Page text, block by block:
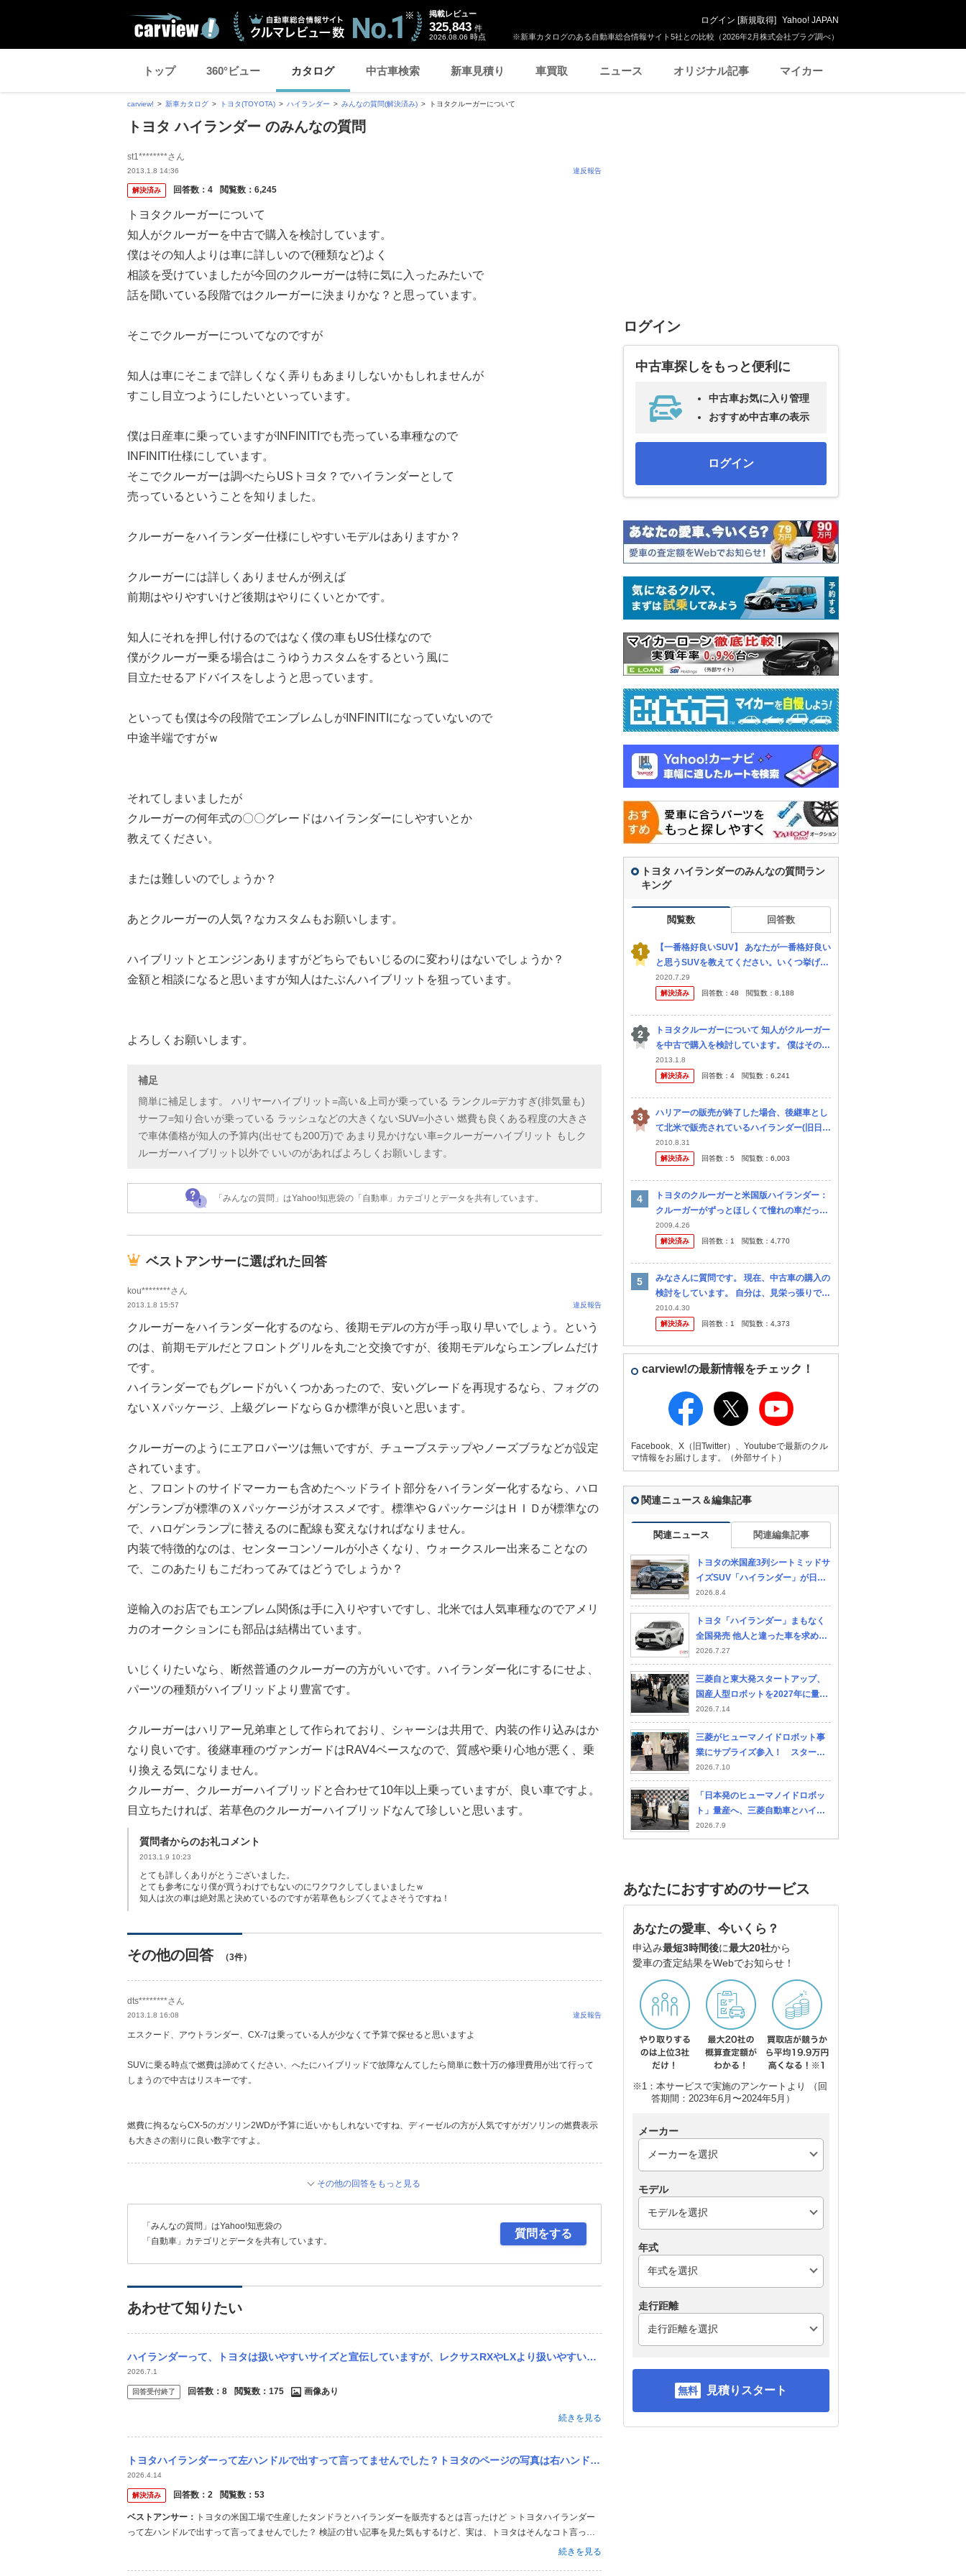
※新車カタログのある自動車総合情報サイト5社との比較（2026年2月株式会社プラグ調べ）
掲載レビュー
325,843 件
2026.08.06 時点
ログイン [新規取得] Yahoo! JAPAN
トップ 360°ビュー カタログ 中古車検索 新車見積り 車買取 ニュース オリジナル記事 マイカー
carview! 新車カタログ トヨタ(TOYOTA) ハイランダー みんなの質問(解決済み) トヨタクルーガーについて
トヨタ ハイランダー のみんなの質問
st1********さん
2013.1.8 14:36 違反報告
解決済み 回答数： 4 閲覧数： 6,245
トヨタクルーガーについて
知人がクルーガーを中古で購入を検討しています。
僕はその知人よりは車に詳しいので(種類など)よく
相談を受けていましたが今回のクルーガーは特に気に入ったみたいで
話を聞いている段階ではクルーガーに決まりかな？と思っています。
そこでクルーガーについてなのですが
知人は車にそこまで詳しくなく弄りもあまりしないかもしれませんが
すこし目立つようにしたいといっています。
僕は日産車に乗っていますがINFINITIでも売っている車種なので
INFINITI仕様にしています。
そこでクルーガーは調べたらUSトヨタ？でハイランダーとして
売っているということを知りました。
クルーガーをハイランダー仕様にしやすいモデルはありますか？
クルーガーには詳しくありませんが例えば
前期はやりやすいけど後期はやりにくいとかです。
知人にそれを押し付けるのではなく僕の車もUS仕様なので
僕がクルーガー乗る場合はこうゆうカスタムをするという風に
目立たせるアドバイスをしようと思っています。
といっても僕は今の段階でエンブレムしがINFINITIになっていないので
中途半端ですがｗ
それてしまいましたが
クルーガーの何年式の〇〇グレードはハイランダーにしやすいとか
教えてください。
または難しいのでしょうか？
あとクルーガーの人気？なカスタムもお願いします。
ハイブリットとエンジンありますがどちらでもいじるのに変わりはないでしょうか？
金額と相談になると思いますが知人はたぶんハイブリットを狙っています。
よろしくお願いします。
補足
簡単に補足します。 ハリヤーハイブリット=高い＆上司が乗っている ランクル=デカすぎ(排気量も)
サーフ=知り合いが乗っている ラッシュなどの大きくないSUV=小さい 燃費も良くある程度の大きさ
で車体価格が知人の予算内(出せても200万)で あまり見かけない車=クルーガーハイブリット もしク
ルーガーハイブリット以外で いいのがあればよろしくお願いします。
「みんなの質問」はYahoo!知恵袋の「自動車」カテゴリとデータを共有しています。
ベストアンサーに選ばれた回答
kou********さん
2013.1.8 15:57 違反報告
クルーガーをハイランダー化するのなら、後期モデルの方が手っ取り早いでしょう。という
のは、前期モデルだとフロントグリルを丸ごと交換ですが、後期モデルならエンブレムだけ
です。
ハイランダーでもグレードがいくつかあったので、安いグレードを再現するなら、フォグの
ないＸパッケージ、上級グレードならＧか標準が良いと思います。
クルーガーのようにエアロパーツは無いですが、チューブステップやノーズブラなどが設定
されています。
と、フロントのサイドマーカーも含めたヘッドライト部分をハイランダー化するなら、ハロ
ゲンランプが標準のＸパッケージがオススメです。標準やＧパッケージはＨＩＤが標準なの
で、ハロゲンランプに替えるのに配線も変えなければなりません。
内装で特徴的なのは、センターコンソールが小さくなり、ウォークスルー出来ることなの
で、このあたりもこだわってみてはどうでしょうか？
逆輸入のお店でもエンブレム関係は手に入りやすいですし、北米では人気車種なのでアメリ
カのオークションにも部品は結構出ています。
いじくりたいなら、断然普通のクルーガーの方がいいです。ハイランダー化にするにせよ、
パーツの種類がハイブリッドより豊富です。
クルーガーはハリアー兄弟車として作られており、シャーシは共用で、内装の作り込みはか
なり良いです。後継車種のヴァンガードはRAV4ベースなので、質感や乗り心地が悪く、乗
り換える気になりません。
クルーガー、クルーガーハイブリッドと合わせて10年以上乗っていますが、良い車ですよ。
目立ちたければ、若草色のクルーガーハイブリッドなんて珍しいと思います。
質問者からのお礼コメント
2013.1.9 10:23
とても詳しくありがとうございました。
とても参考になり僕が買うわけでもないのにワクワクしてしまいましたｗ
知人は次の車は絶対黒と決めているのですが若草色もシブくてよさそうですね！
その他の回答 （3件）
dts********さん
2013.1.8 16:08 違反報告
エスクード、アウトランダー、CX-7は乗っている人が少なくて予算で探せると思いますよ
SUVに乗る時点で燃費は諦めてください、へたにハイブリッドで故障なんてしたら簡単に数十万の修理費用が出て行って
しまうので中古はリスキーです。
燃費に拘るならCX-5のガソリン2WDが予算に近いかもしれないですね、ディーゼルの方が人気ですがガソリンの燃費表示
も大きさの割りに良い数字ですよ。
その他の回答をもっと見る
「みんなの質問」はYahoo!知恵袋の
「自動車」カテゴリとデータを共有しています。
質問をする
あわせて知りたい
ハイランダーって、トヨタは扱いやすいサイズと宣伝していますが、レクサスRXやLXより扱いやすいのでしょうか？
2026.7.1
回答受付終了 回答数： 8 閲覧数： 175 画像あり
続きを見る
トヨタハイランダーって左ハンドルで出すって言ってませんでした？トヨタのページの写真は右ハンドルでした。
2026.4.14
解決済み 回答数： 2 閲覧数： 53
ベストアンサー： トヨタの米国工場で生産したタンドラとハイランダーを販売するとは言ったけど ＞トヨタハイランダー
って左ハンドルで出すって言ってませんでした？ 検証の甘い記事を見た気もするけど、実は、トヨタはそんなコト言って
なかったりする。 米国仕様の左ハンドルで輸入／販売するのはタンドラ。 ハイランダーは米国生産だけど「ニュージーラ
続きを見る
ログイン
中古車探しをもっと便利に
中古車お気に入り管理
おすすめ中古車の表示
ログイン
トヨタ ハイランダーのみんなの質問ラン
キング
閲覧数 回答数
【一番格好良いSUV】 あなたが一番格好良い
と思うSUVを教えてください。いくつ挙げて
頂いても構いません。 軽～コンパクト～ラー
ジサイズ、クロスオーバー、SUVクーペ、ハ
2020.7.29
解決済み
回答数： 48 閲覧数： 8,188
トヨタクルーガーについて 知人がクルーガー
を中古で購入を検討しています。 僕はその知
人よりは車に詳しいので(種類など)よく 相談
を受けていましたが今回のクルーガーは特に
2013.1.8
解決済み
回答数： 4 閲覧数： 6,241
ハリアーの販売が終了した場合、後継車とし
て北米で販売されているハイランダー(旧日本
名:クルーガー)を「ハイランダー」として新
型投入するのが良いと思いますが、皆さんは
2010.8.31
解決済み
回答数： 5 閲覧数： 6,003
トヨタのクルーガーと米国版ハイランダー：
クルーガーがずっとほしくて憧れの車だった
のですが、自分が学生を卒業し社会人になっ
た時には既に絶版に・・・ 中古も考えました
2009.4.26
解決済み
回答数： 1 閲覧数： 4,770
みなさんに質問です。 現在、中古車の購入の
検討をしています。 自分は、見栄っ張りであ
り、見た目を変に重視しています。 批判の声
もあると思いますが、できる限り優しく答え
2010.4.30
解決済み
回答数： 1 閲覧数： 4,373
carview!の最新情報をチェック！
Facebook、X（旧Twitter）、Youtubeで最新のクル
マ情報をお届けします。（外部サイト）
関連ニュース＆編集記事
関連ニュース 関連編集記事
トヨタの米国産3列シートミッドサ
イズSUV「ハイランダー」が日本
全国展開で発売
2026.8.4
トヨタ「ハイランダー」まもなく
全国発売 他人と違った車を求め
る“ニッチ層”に人気か 販売店での
現状は？
2026.7.27
三菱自と東大発スタートアップ、
国産人型ロボットを2027年に量産
開始へ。三菱自京都工場で月産10
00台を目指す
2026.7.14
三菱がヒューマノイドロボット事
業にサプライズ参入！ スタート
アップ『ハイランダーズ』と基本
合意 来年後半から月1000台量産
へ
2026.7.10
「日本発のヒューマノイドロボッ
ト」量産へ、三菱自動車とハイラ
ンダーズが協業 2027年中に1000
台生産見込む
2026.7.9
あなたにおすすめのサービス
あなたの愛車、今いくら？
申込み最短3時間後に最大20社から
愛車の査定結果をWebでお知らせ！
※1：本サービスで実施のアンケートより （回
答期間：2023年6月〜2024年5月）
メーカー
モデル
年式
走行距離
見積りスタート